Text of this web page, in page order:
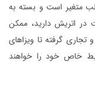
متغیر است و بسته به
در اتریش دارید، ممکن
گرفته تا ویزاهای
خاص خود را خواهند